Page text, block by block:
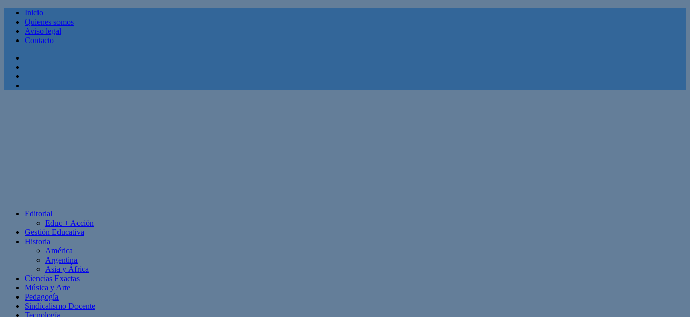
Inicio
Quienes somos
Aviso legal
Contacto
Editorial
Educ + Acción
Gestión Educativa
Historia
América
Argentina
Asia y África
Ciencias Exactas
Música y Arte
Pedagogía
Sindicalismo Docente
Tecnología